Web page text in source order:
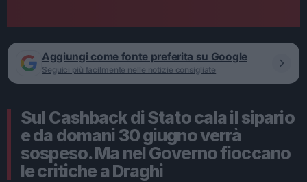
Aggiungi come fonte preferita su Google
Seguici più facilmente nelle notizie consigliate
Sul Cashback di Stato cala il sipario
e da domani 30 giugno verrà
sospeso. Ma nel Governo fioccano
le critiche a Draghi